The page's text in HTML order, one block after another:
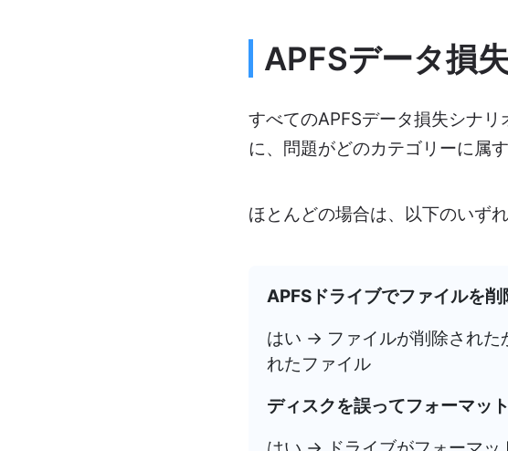
APFSデータ損
すべてのAPFSデータ損失シナ
に、問題がどのカテゴリーに属
ほとんどの場合は、以下のいず
APFSドライブでファイルを削
はい → ファイルが削除された
れたファイル
ディスクを誤ってフォーマッ